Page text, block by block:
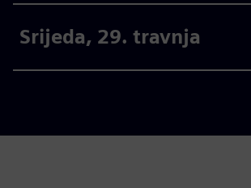
Srijeda, 29. travnja